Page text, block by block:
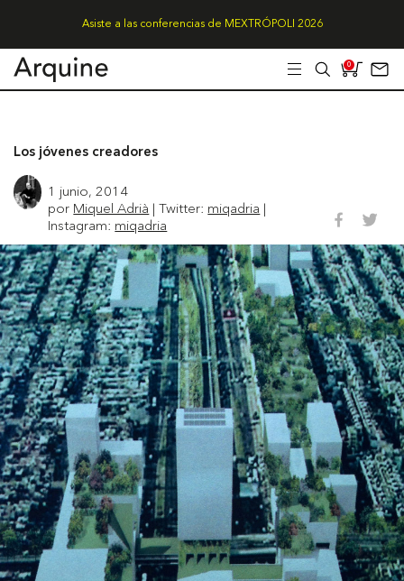
Asiste a las conferencias de MEXTRÓPOLI 2026
0
Los jóvenes creadores
1 junio, 2014
por Miquel Adrià | Twitter: miqadria |
Instagram: miqadria